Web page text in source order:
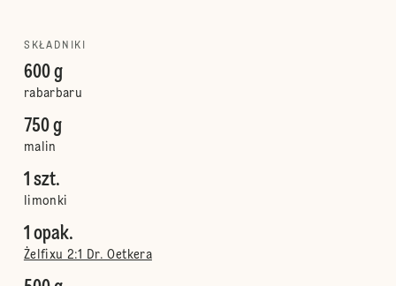
SKŁADNIKI
600 g
rabarbaru
750 g
malin
1 szt.
limonki
1 opak.
Żelfixu 2:1 Dr. Oetkera